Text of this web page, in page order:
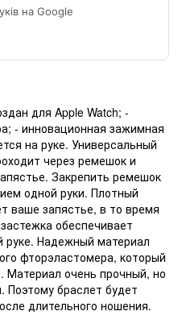
на Google
для Apple Watch; -
- инновационная зажимная
на руке. Универсальный
через ремешок и
Закрепить ремешок
одной руки. Плотный
ваше запястье, в то время
обеспечивает
руке. Надежный материал
фторэластомера, который
Материал очень прочный, но
Поэтому браслет будет
длительного ношения.